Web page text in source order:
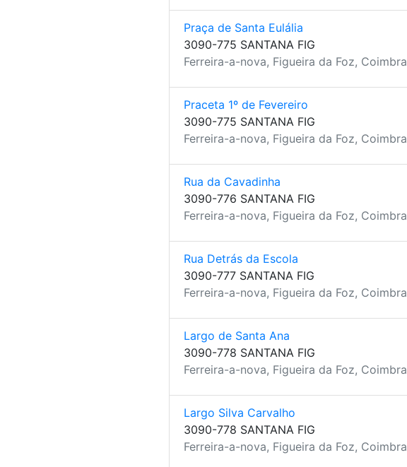
Praça de Santa Eulália
3090-775 SANTANA FIG
Ferreira-a-nova, Figueira da Foz, Coimbra
Praceta 1º de Fevereiro
3090-775 SANTANA FIG
Ferreira-a-nova, Figueira da Foz, Coimbra
Rua da Cavadinha
3090-776 SANTANA FIG
Ferreira-a-nova, Figueira da Foz, Coimbra
Rua Detrás da Escola
3090-777 SANTANA FIG
Ferreira-a-nova, Figueira da Foz, Coimbra
Largo de Santa Ana
3090-778 SANTANA FIG
Ferreira-a-nova, Figueira da Foz, Coimbra
Largo Silva Carvalho
3090-778 SANTANA FIG
Ferreira-a-nova, Figueira da Foz, Coimbra